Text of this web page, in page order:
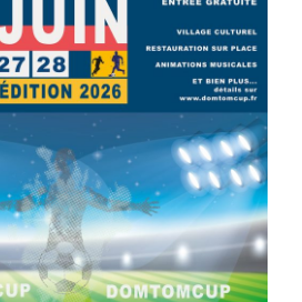
FOOTBALL JEUNESSE & SPORTS